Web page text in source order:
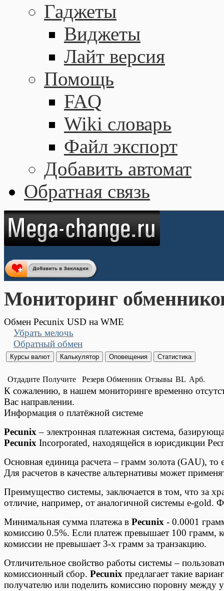
Гаджеты
Виджеты
Лайт версия
Помощь
FAQ
Wiki словарь
Файл экспорт
Добавить автомат
Обратная связь
Мониторинг
Обмен Pecunix USD на WME
Убрать мелочь
Обратный обмен
Отдадите Получите Резерв Обменник Отзывы BL Арб.
К сожалению, в нашем мониторинге временно
Вас направлении.
Информация о платёжной системе
Pecunix – электронная платежная система,
Pecunix Incorporated, находящейся в юрисдикции
Основная единица расчета – грамм золота (GAU), то
Для расчетов в качестве альтернативы может
Преимущество системы, заключается в том, что за
отличие, например, от аналогичной системы e-gold.
Минимальная сумма платежа в Pecunix - 0.0001
комиссию 0.5%. Если платеж превышает 100 грамм,
комиссии не превышает 3-х грамм за транзакцию.
Отличительное свойство работы системы –
комиссионный сбор. Pecunix предлагает такие
получателю или поделить комиссию поровну между